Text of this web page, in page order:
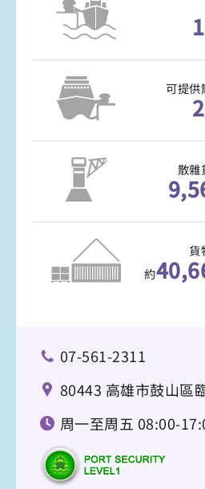
可提供
散雜
貨
約
07-561-2311
80443 高雄市鼓山區
周一至周五 08:00-